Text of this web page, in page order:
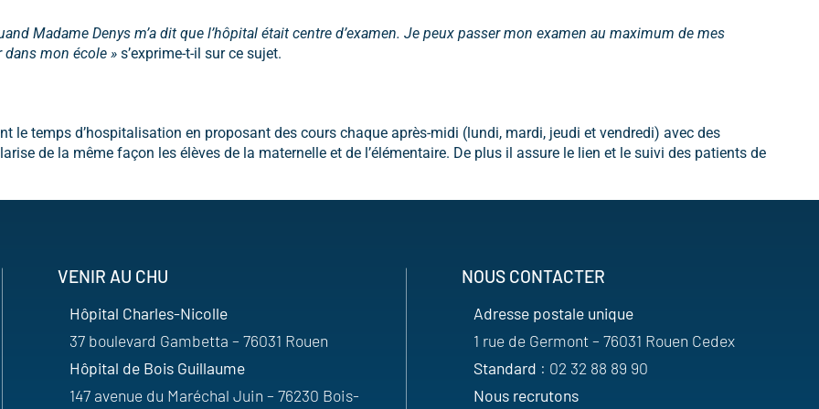
Madame Denys m’a dit que l’hôpital était centre d’examen. Je peux passer mon examen au maximum de mes
dans mon école » s’exprime-t-il sur ce sujet.
le temps d’hospitalisation en proposant des cours chaque après-midi (lundi, mardi, jeudi et vendredi) avec des
de la même façon les élèves de la maternelle et de l’élémentaire. De plus il assure le lien et le suivi des patients de
VENIR AU CHU
Hôpital Charles-Nicolle
37 boulevard Gambetta – 76031 Rouen
Hôpital de Bois Guillaume
147 avenue du Maréchal Juin – 76230 Bois-
NOUS CONTACTER
Adresse postale unique
1 rue de Germont – 76031 Rouen Cedex
Standard : 02 32 88 89 90
Nous recrutons